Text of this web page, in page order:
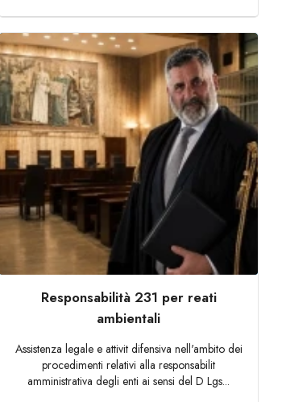
Responsabilità 231 per reati
ambientali
Assistenza legale e attivit difensiva nell'ambito dei
procedimenti relativi alla responsabilit
amministrativa degli enti ai sensi del D Lgs...